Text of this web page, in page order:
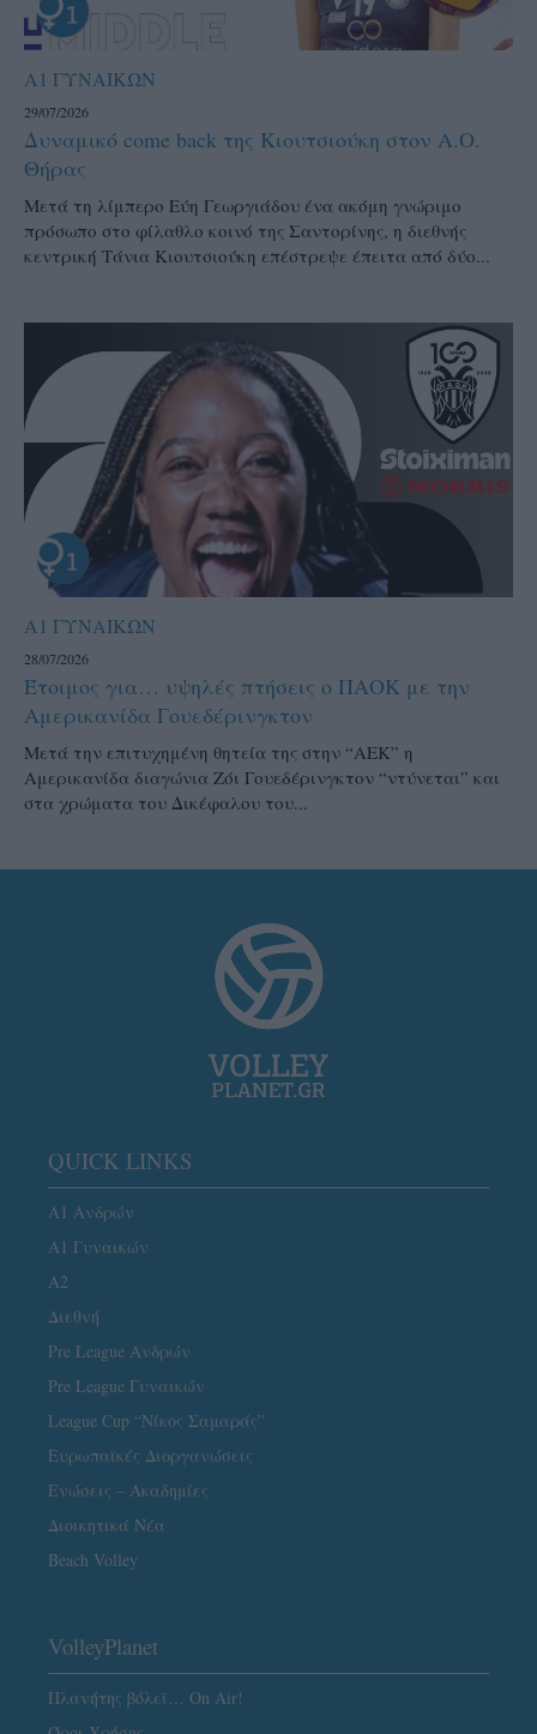
Α1 ΓΥΝΑΙΚΩΝ
29/07/2026
Δυναμικό come back της Κιουτσιούκη στον Α.Ο.
Θήρας
Μετά τη λίμπερο Εύη Γεωργιάδου ένα ακόμη γνώριμο
πρόσωπο στο φίλαθλο κοινό της Σαντορίνης, η διεθνής
κεντρική Τάνια Κιουτσιούκη επέστρεψε έπειτα από δύο...
Α1 ΓΥΝΑΙΚΩΝ
28/07/2026
Έτοιμος για… υψηλές πτήσεις ο ΠΑΟΚ με την
Αμερικανίδα Γουεδέρινγκτον
Μετά την επιτυχημένη θητεία της στην “ΑΕΚ” η
Αμερικανίδα διαγώνια Ζόι Γουεδέρινγκτον “ντύνεται” και
στα χρώματα του Δικέφαλου του...
QUICK LINKS
Α1 Ανδρών
Α1 Γυναικών
A2
Διεθνή
Pre League Ανδρών
Pre League Γυναικών
League Cup “Νίκος Σαμαράς”
Ευρωπαϊκές Διοργανώσεις
Ενώσεις – Ακαδημίες
Διοικητικά Νέα
Beach Volley
VolleyPlanet
Πλανήτης βόλεϊ… On Air!